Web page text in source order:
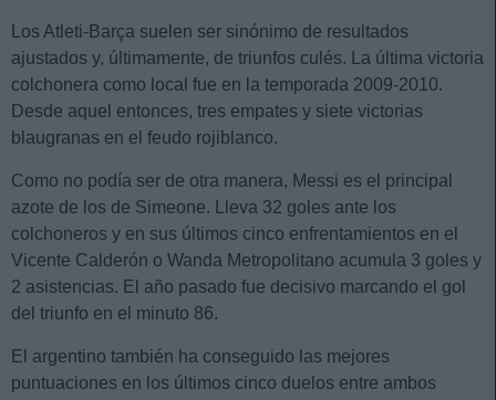
Los Atleti-Barça suelen ser sinónimo de resultados
ajustados y, últimamente, de triunfos culés. La última victoria
colchonera como local fue en la temporada 2009-2010.
Desde aquel entonces, tres empates y siete victorias
blaugranas en el feudo rojiblanco.
Como no podía ser de otra manera, Messi es el principal
azote de los de Simeone. Lleva 32 goles ante los
colchoneros y en sus últimos cinco enfrentamientos en el
Vicente Calderón o Wanda Metropolitano acumula 3 goles y
2 asistencias. El año pasado fue decisivo marcando el gol
del triunfo en el minuto 86.
El argentino también ha conseguido las mejores
puntuaciones en los últimos cinco duelos entre ambos